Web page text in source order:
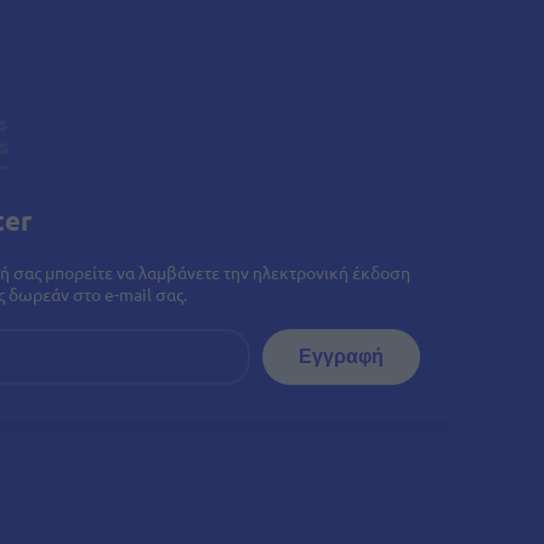
σας μπορείτε να λαμβάνετε την ηλεκτρονική έκδοση
δωρεάν στο e-mail σας.